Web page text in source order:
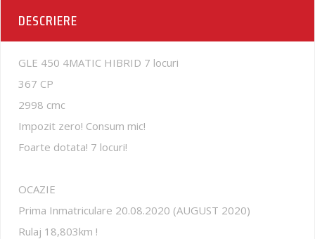
DESCRIERE
GLE 450 4MATIC HIBRID 7 locuri
367 CP
2998 cmc
Impozit zero! Consum mic!
Foarte dotata! 7 locuri!
OCAZIE
Prima Inmatriculare 20.08.2020 (AUGUST 2020)
Rulaj 18,803km !